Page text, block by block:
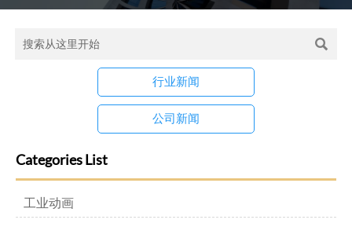

行业新闻
公司新闻
Categories List
工业动画